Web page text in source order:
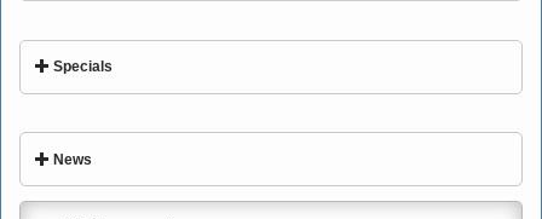
Specials
News